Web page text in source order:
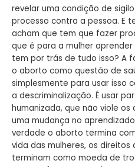
revelar uma condição de
processo contra a pessoa. E
acham que tem que fazer
que é para a mulher
tem por trás de tudo isso? A
o aborto como questão de
simplesmente para usar isso
a descriminalização. É usar
humanizada, que não viole
uma mudança no
verdade o aborto termina
vida das mulheres, os
terminam como moeda de